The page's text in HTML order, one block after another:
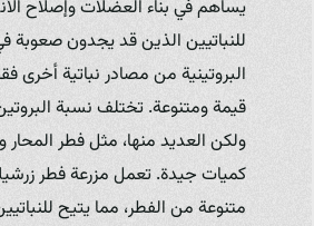
يساهم في بناء العضلات وإصلاح
للنباتيين الذين قد يجدون صعوبة
البروتينية من مصادر نباتية أخرى
قيمة ومتنوعة. تختلف نسبة
ولكن العديد منها، مثل فطر المحار
كميات جيدة. تعمل مزرعة فطر
متنوعة من الفطر، مما يتيح